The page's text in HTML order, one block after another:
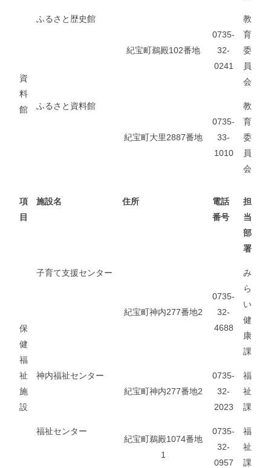
資
料
館
ふるさと歴史館
紀宝町鵜殿102番地
0735-
32-
0241
教
育
委
員
会
ふるさと資料館
紀宝町大里2887番地
0735-
33-
1010
教
育
委
員
会
項
目
施設名 住所
電話
番号
担
当
部
署
保
健
福
祉
施
設
子育て支援センター
紀宝町神内277番地2
0735-
32-
4688
み
ら
い
健
康
課
神内福祉センター
紀宝町神内277番地2
0735-
32-
2023
福
祉
課
福祉センター
紀宝町鵜殿1074番地
1
0735-
32-
0957
福
祉
課